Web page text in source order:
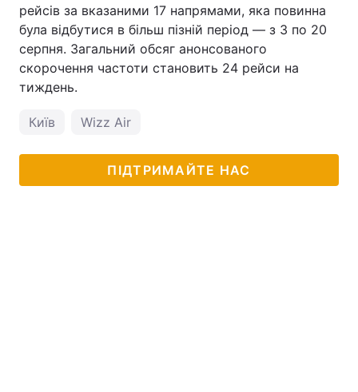
рейсів за вказаними 17 напрямами, яка повинна
була відбутися в більш пізній період — з 3 по 20
серпня. Загальний обсяг анонсованого
скорочення частоти становить 24 рейси на
тиждень.
Київ Wizz Air
ПІДТРИМАЙТЕ НАС